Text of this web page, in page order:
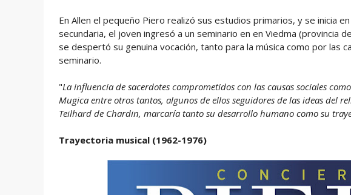
En Allen el pequeño Piero realizó sus estudios primarios, y se inicia
secundaria, el joven ingresó a un seminario en en Viedma (provincia
se despertó su genuina vocación, tanto para la música como por las
seminario.
"La influencia de sacerdotes comprometidos con las causas sociales
Mugica entre otros tantos, algunos de ellos seguidores de las ideas del
Teilhard de Chardin,​ marcaría tanto su desarrollo humano como su
Trayectoria musical (1962-1976)